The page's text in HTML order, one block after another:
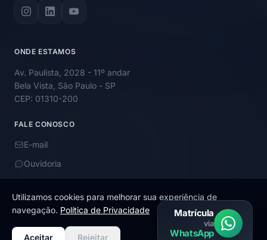
ONDE ESTAMOS
Av. Paulista, 2028 - 11º andar
Bela Vista, São Paulo - SP
CEP: 01310-200
FALE CONOSCO
E-mail
Ouvidoria
© 2026 Academy Educação. Todos os direitos reservados.
Matrícula
via
WhatsApp
Utilizamos cookies para melhorar sua experiência de
navegação. Política de Privacidade
Aceitar Rejeitar